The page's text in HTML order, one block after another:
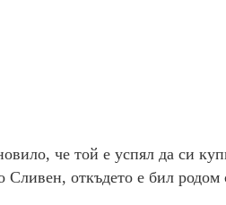
че той е успял да си
Сливен, откъдето е бил родом